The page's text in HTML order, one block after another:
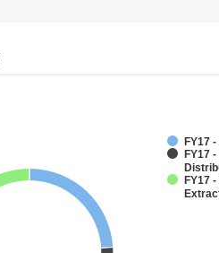
FY17
FY17
FY17